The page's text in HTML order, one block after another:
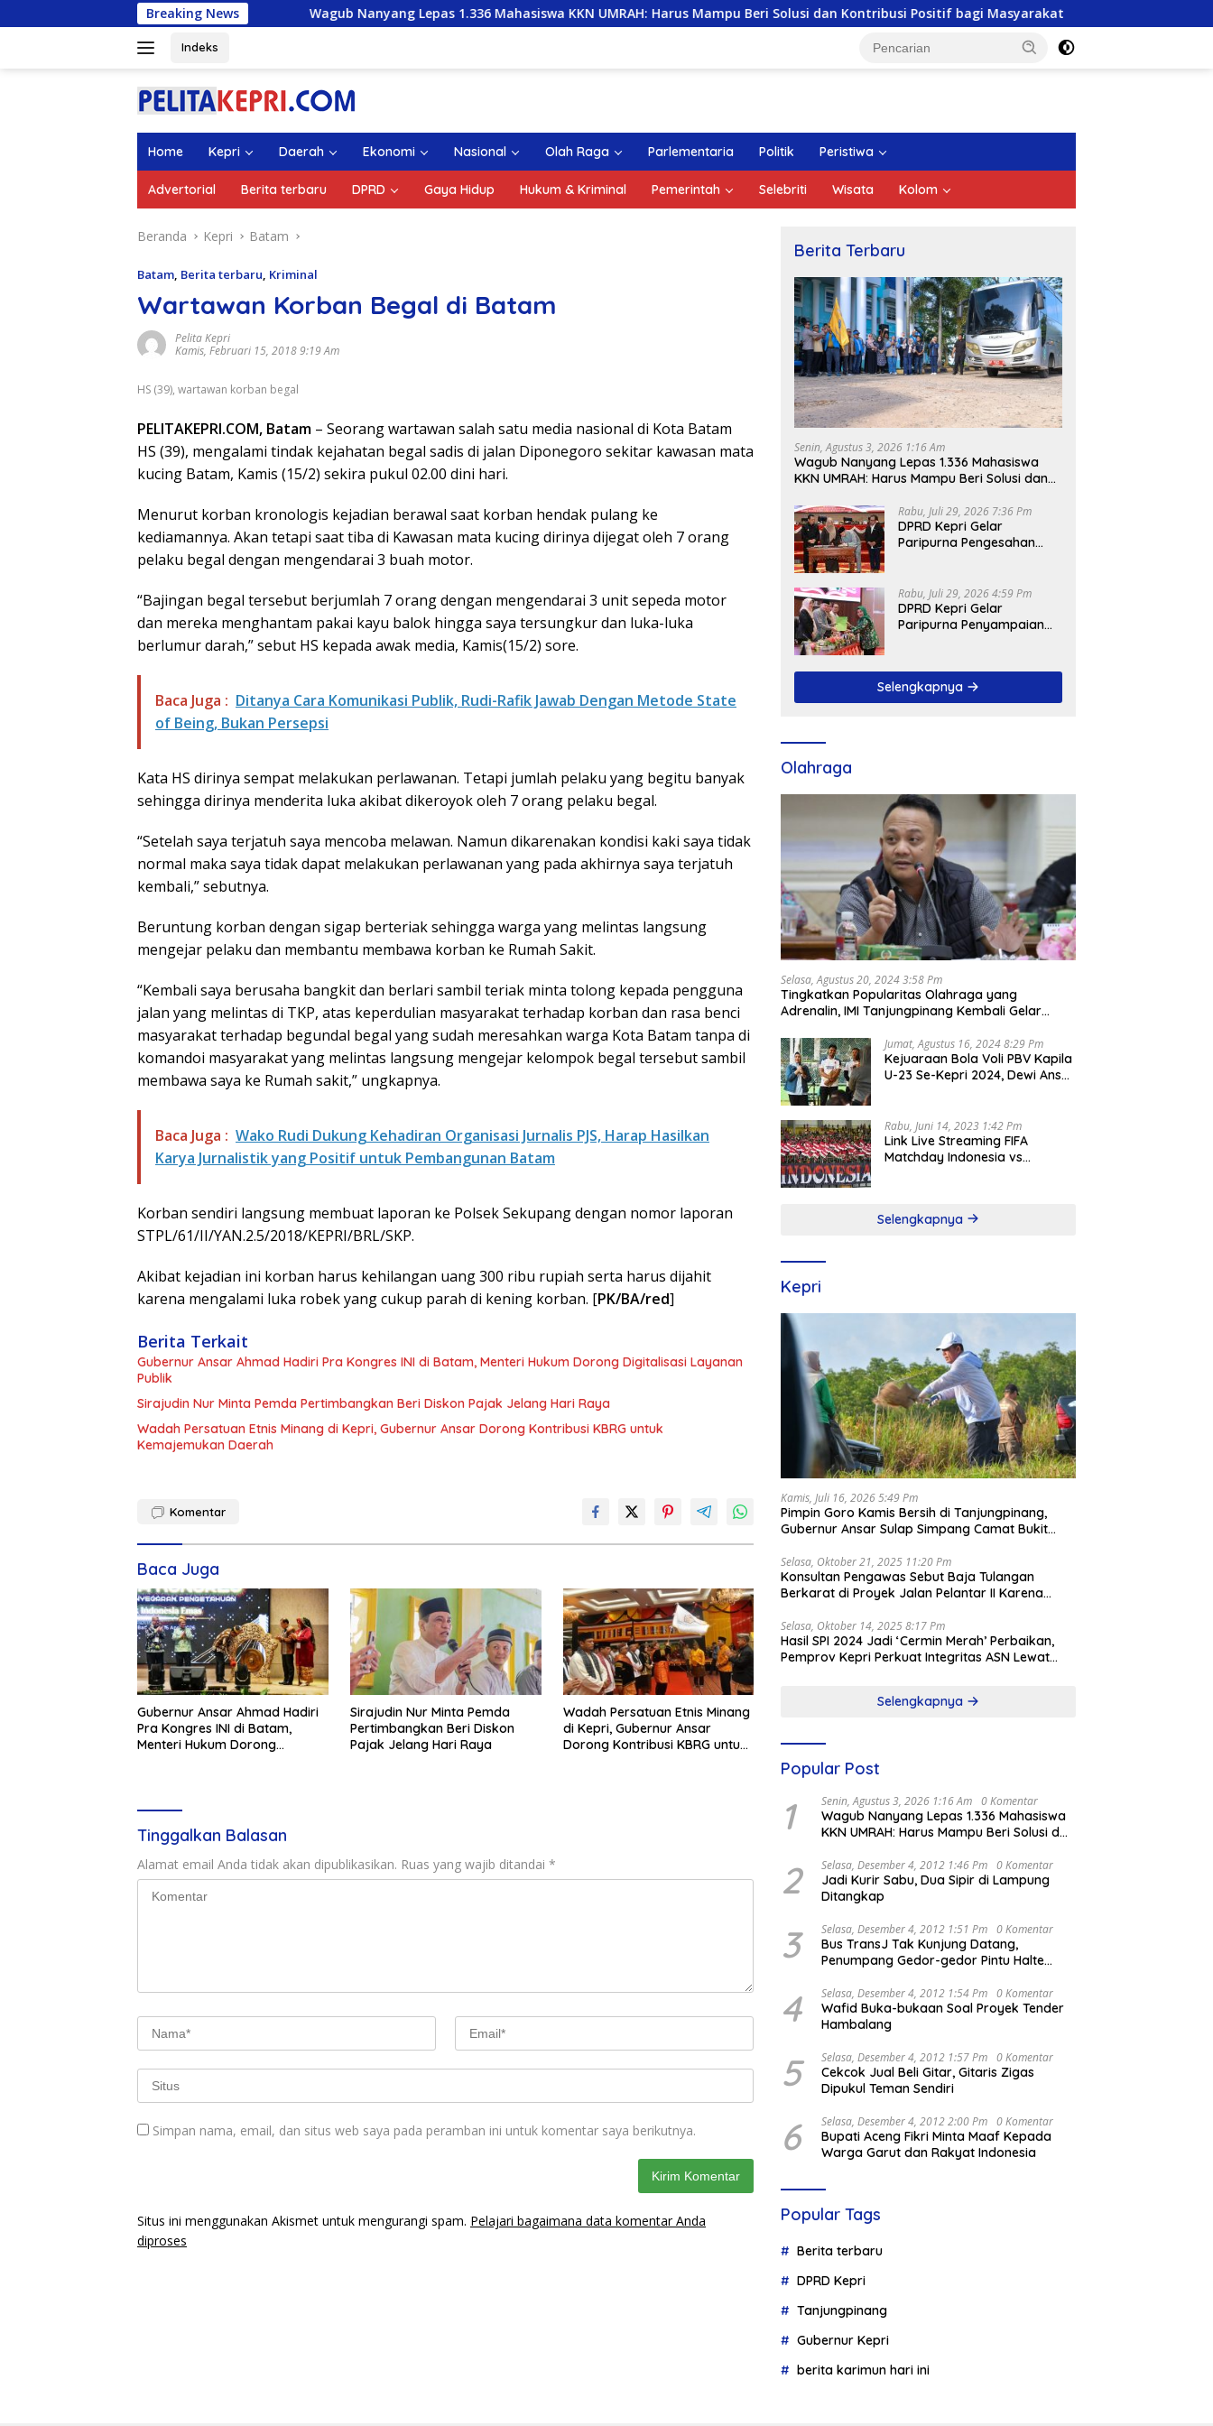
ke
Breaking NewsWagub Nanyang Lepas 1.336 Mahasiswa KKN UMRAH: Harus Mampu Beri Solusi dan Kontribusi Positif bagi Masyarakat DPRD Kepri Gelar Paripurna
Indeks
Home Kepri Daerah Ekonomi Nasional Olah Raga Parlementaria Politik Peristiwa
Advertorial Berita terbaru DPRD Gaya Hidup Hukum & Kriminal Pemerintah Selebriti Wisata Kolom
Beranda Kepri Batam
Batam, Berita terbaru, Kriminal
Wartawan Korban Begal di Batam
Pelita Kepri
Kamis, Februari 15, 2018 9:19 Am
HS (39), wartawan korban begal
PELITAKEPRI.COM, Batam – Seorang wartawan salah satu media nasional di Kota Batam
HS (39), mengalami tindak kejahatan begal sadis di jalan Diponegoro sekitar kawasan mata
kucing Batam, Kamis (15/2) sekira pukul 02.00 dini hari.
Menurut korban kronologis kejadian berawal saat korban hendak pulang ke
kediamannya. Akan tetapi saat tiba di Kawasan mata kucing dirinya dijegat oleh 7 orang
pelaku begal dengan mengendarai 3 buah motor.
“Bajingan begal tersebut berjumlah 7 orang dengan mengendarai 3 unit sepeda motor
dan mereka menghantam pakai kayu balok hingga saya tersungkur dan luka-luka
berlumur darah,” sebut HS kepada awak media, Kamis(15/2) sore.
Baca Juga : Ditanya Cara Komunikasi Publik, Rudi-Rafik Jawab Dengan Metode State
of Being, Bukan Persepsi
Kata HS dirinya sempat melakukan perlawanan. Tetapi jumlah pelaku yang begitu banyak
sehingga dirinya menderita luka akibat dikeroyok oleh 7 orang pelaku begal.
“Setelah saya terjatuh saya mencoba melawan. Namun dikarenakan kondisi kaki saya tidak
normal maka saya tidak dapat melakukan perlawanan yang pada akhirnya saya terjatuh
kembali,” sebutnya.
Beruntung korban dengan sigap berteriak sehingga warga yang melintas langsung
mengejar pelaku dan membantu membawa korban ke Rumah Sakit.
“Kembali saya berusaha bangkit dan berlari sambil teriak minta tolong kepada pengguna
jalan yang melintas di TKP, atas keperdulian masyarakat terhadap korban dan rasa benci
masyarakat terhadap begundal begal yang sudah meresahkan warga Kota Batam tanpa di
komandoi masyarakat yang melintas langsung mengejar kelompok begal tersebut sambil
membawa saya ke Rumah sakit,” ungkapnya.
Baca Juga : Wako Rudi Dukung Kehadiran Organisasi Jurnalis PJS, Harap Hasilkan
Karya Jurnalistik yang Positif untuk Pembangunan Batam
Korban sendiri langsung membuat laporan ke Polsek Sekupang dengan nomor laporan
STPL/61/II/YAN.2.5/2018/KEPRI/BRL/SKP.
Akibat kejadian ini korban harus kehilangan uang 300 ribu rupiah serta harus dijahit
karena mengalami luka robek yang cukup parah di kening korban. [PK/BA/red]
Berita Terkait
Gubernur Ansar Ahmad Hadiri Pra Kongres INI di Batam, Menteri Hukum Dorong Digitalisasi Layanan
Publik
Sirajudin Nur Minta Pemda Pertimbangkan Beri Diskon Pajak Jelang Hari Raya
Wadah Persatuan Etnis Minang di Kepri, Gubernur Ansar Dorong Kontribusi KBRG untuk
Kemajemukan Daerah
Komentar
Baca Juga
Gubernur Ansar Ahmad Hadiri
Pra Kongres INI di Batam,
Menteri Hukum Dorong
Sirajudin Nur Minta Pemda
Pertimbangkan Beri Diskon
Pajak Jelang Hari Raya
Wadah Persatuan Etnis Minang
di Kepri, Gubernur Ansar
Dorong Kontribusi KBRG untuk
Tinggalkan Balasan
Alamat email Anda tidak akan dipublikasikan. Ruas yang wajib ditandai *
Simpan nama, email, dan situs web saya pada peramban ini untuk komentar saya berikutnya.
Situs ini menggunakan Akismet untuk mengurangi spam. Pelajari bagaimana data komentar Anda
diproses
Berita Terbaru
Senin, Agustus 3, 2026 1:16 Am
Wagub Nanyang Lepas 1.336 Mahasiswa
KKN UMRAH: Harus Mampu Beri Solusi dan
Rabu, Juli 29, 2026 7:36 Pm
DPRD Kepri Gelar
Paripurna Pengesahan
APBD 2025, Sejumlah
Rekomendasi Strategis
Disampaikan
Rabu, Juli 29, 2026 4:59 Pm
DPRD Kepri Gelar
Paripurna Penyampaian
Selengkapnya
Olahraga
Selasa, Agustus 20, 2024 3:58 Pm
Tingkatkan Popularitas Olahraga yang
Adrenalin, IMI Tanjungpinang Kembali Gelar
Jumat, Agustus 16, 2024 8:29 Pm
Kejuaraan Bola Voli PBV Kapila
U-23 Se-Kepri 2024, Dewi Ansar
Rabu, Juni 14, 2023 1:42 Pm
Link Live Streaming FIFA
Matchday Indonesia vs
Selengkapnya
Kepri
Kamis, Juli 16, 2026 5:49 Pm
Pimpin Goro Kamis Bersih di Tanjungpinang,
Gubernur Ansar Sulap Simpang Camat Bukit
Selasa, Oktober 21, 2025 11:20 Pm
Konsultan Pengawas Sebut Baja Tulangan
Berkarat di Proyek Jalan Pelantar II Karena
Selasa, Oktober 14, 2025 8:17 Pm
Hasil SPI 2024 Jadi ‘Cermin Merah’ Perbaikan,
Pemprov Kepri Perkuat Integritas ASN Lewat
Selengkapnya
Popular Post
1 Senin, Agustus 3, 2026 1:16 Am 0 Komentar
Wagub Nanyang Lepas 1.336 Mahasiswa
KKN UMRAH: Harus Mampu Beri Solusi dan
2 Selasa, Desember 4, 2012 1:46 Pm 0 Komentar
Jadi Kurir Sabu, Dua Sipir di Lampung
Ditangkap
3 Selasa, Desember 4, 2012 1:51 Pm 0 Komentar
Bus TransJ Tak Kunjung Datang,
Penumpang Gedor-gedor Pintu Halte
4 Selasa, Desember 4, 2012 1:54 Pm 0 Komentar
Wafid Buka-bukaan Soal Proyek Tender
Hambalang
5 Selasa, Desember 4, 2012 1:57 Pm 0 Komentar
Cekcok Jual Beli Gitar, Gitaris Zigas
Dipukul Teman Sendiri
6 Selasa, Desember 4, 2012 2:00 Pm 0 Komentar
Bupati Aceng Fikri Minta Maaf Kepada
Warga Garut dan Rakyat Indonesia
Popular Tags
Berita terbaru
DPRD Kepri
Tanjungpinang
Gubernur Kepri
berita karimun hari ini